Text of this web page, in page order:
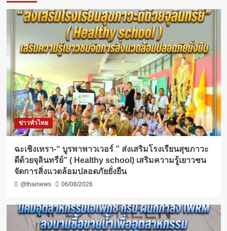
ข่าวทั่วไทย
ฉะเชิงเทรา-​“ บูรพาพาวเวอร์ ” ส่งเสริมโรงเรียนสุขภาวะ
ดีด้วยจุลินทรีย์” ( Healthy school) เสริมความรู้เยาวชน
จัดการสิ่งแวดล้อมปลอดภัยยั่งยืน
@thainews 06/08/2026